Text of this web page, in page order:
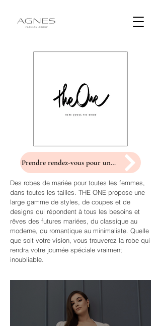
Prendre rendez-vous pour un essayage
Des robes de mariée pour toutes les femmes,
dans toutes les tailles. THE ONE propose une
large gamme de styles, de coupes et de
designs qui répondent à tous les besoins et
rêves des futures mariées, du classique au
moderne, du romantique au minimaliste. Quelle
que soit votre vision, vous trouverez la robe qui
rendra votre journée spéciale vraiment
inoubliable.